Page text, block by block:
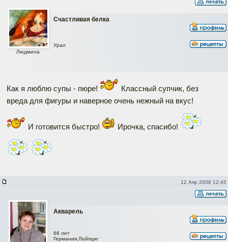
Счастливая белка
Людмила
Урал
Как я люблю супы - пюре!
Классный супчик, без
вреда для фигуры и наверное очень нежный на вкус!
И готовится быстро! Ирочка, спасибо!
12 Апр 2008 12:45
Акварель
66 лет
Германия,Лейпциг